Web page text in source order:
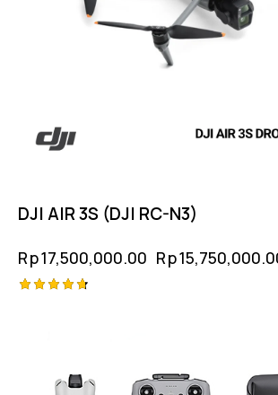
DJI AIR 3S (DJI RC-N3)
Rp17,500,000.00 Rp